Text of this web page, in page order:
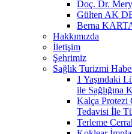
Doç. Dr.
Gülten AK
Berna
Hakkımızda
İletişim
Şehrimiz
Sağlık Turizmi
1 Yaşındaki
ile Sağlığına
Kalça Protezi
Tedavisi İle
Terleme